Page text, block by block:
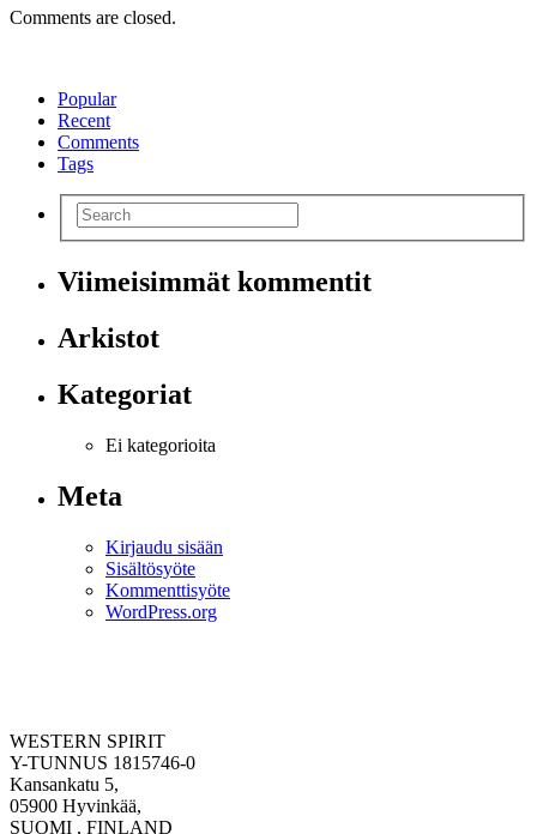
Comments are closed.
Popular
Recent
Comments
Tags
Viimeisimmät kommentit
Arkistot
Kategoriat
Ei kategorioita
Meta
Kirjaudu sisään
Sisältösyöte
Kommenttisyöte
WordPress.org
WESTERN SPIRIT
Y-TUNNUS 1815746-0
Kansankatu 5,
05900 Hyvinkää,
SUOMI , FINLAND